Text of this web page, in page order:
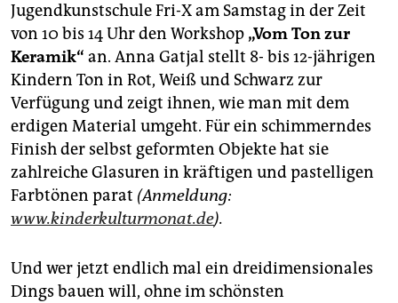
Jugendkunstschule Fri-X am Samstag in der Zeit
von 10 bis 14 Uhr den Workshop „Vom Ton zur
Keramik“ an. Anna Gatjal stellt 8- bis 12-jährigen
Kindern Ton in Rot, Weiß und Schwarz zur
Verfügung und zeigt ihnen, wie man mit dem
erdigen Material umgeht. Für ein schimmerndes
Finish der selbst geformten Objekte hat sie
zahlreiche Glasuren in kräftigen und pastelligen
Farbtönen parat (Anmeldung:
www.kinderkulturmonat.de).
Und wer jetzt endlich mal ein dreidimensionales
Dings bauen will, ohne im schönsten